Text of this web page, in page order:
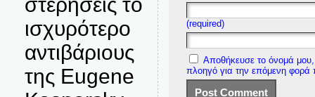
ισχυρότερο
αντιβάριους
της Eugene
(required)
Αποθήκευσε το όνομά μου,
πλοηγό για την επόμενη